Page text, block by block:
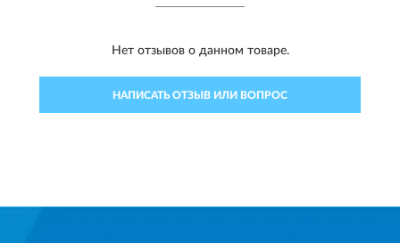
Нет отзывов о данном товаре.
НАПИСАТЬ ОТЗЫВ ИЛИ ВОПРОС